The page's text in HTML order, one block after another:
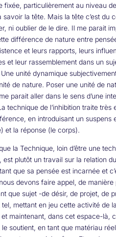
fixée, particulièrement au niveau
savoir la tête. Mais la tête c’est du
ni oublier de le dire. Il me parait
différence de nature entre
et leurs rapports, leurs
et leur rassemblement dans un
unité dynamique
de nature. Poser une unité de
parait aller dans le sens d’une
technique de l’inhibition traite très
en introduisant un suspens
et la réponse (le corps).
la Technique, loin d’être une
est plutôt un travail sur la relation
que sa pensée est incarnée et
devons faire appel, de manière
que sujet -de désir, de projet, de
mettant en jeu cette activité de
et maintenant, dans cet espace-là,
le soutient, en tant que matériau